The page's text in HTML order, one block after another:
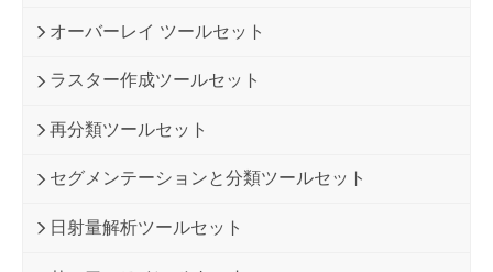
オーバーレイ ツールセット
ラスター作成ツールセット
再分類ツールセット
セグメンテーションと分類ツールセット
日射量解析ツールセット